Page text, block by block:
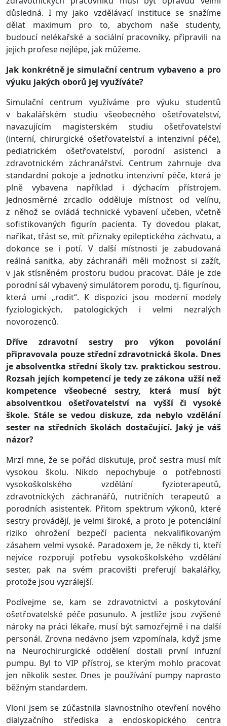
důsledná. I my jako vzdělávací instituce se snažíme
dělat maximum pro to, abychom naše studenty,
budoucí nelékařské a sociální pracovníky, připravili na
jejich profese nejlépe, jak můžeme.
Jak konkrétně je simulační centrum vybaveno a pro
výuku jakých oborů jej využíváte?
Simulační centrum využíváme pro výuku studentů
v bakalářském studiu všeobecného ošetřovatelství,
navazujícím magisterském studiu ošetřovatelství
(interní, chirurgické ošetřovatelství a intenzivní péče),
pediatrickém ošetřovatelství, porodní asistenci a
zdravotnickém záchranářství. Centrum zahrnuje dva
standardní pokoje a jednotku intenzivní péče, která je
plně vybavena například i dýchacím přístrojem.
Jednosměrné zrcadlo odděluje místnost od velínu,
z něhož se ovládá technické vybavení učeben, včetně
sofistikovaných figurín pacienta. Ty dovedou plakat,
naříkat, třást se, mít příznaky epileptického záchvatu, a
dokonce se i potí. V další místnosti je zabudovaná
reálná sanitka, aby záchranáři měli možnost si zažít,
v jak stísněném prostoru budou pracovat. Dále je zde
porodní sál vybavený simulátorem porodu, tj. figurínou,
která umí „rodit“. K dispozici jsou moderní modely
fyziologických, patologických i velmi nezralých
novorozenců.
Dříve zdravotní sestry pro výkon povolání
připravovala pouze střední zdravotnická škola. Dnes
je absolventka střední školy tzv. praktickou sestrou.
Rozsah jejích kompetencí je tedy ze zákona užší než
kompetence všeobecné sestry, která musí být
absolventkou ošetřovatelství na vyšší či vysoké
škole. Stále se vedou diskuze, zda nebylo vzdělání
sester na středních školách dostačující. Jaký je váš
názor?
Mrzí mne, že se pořád diskutuje, proč sestra musí mít
vysokou školu. Nikdo nepochybuje o potřebnosti
vysokoškolského vzdělání fyzioterapeutů,
zdravotnických záchranářů, nutričních terapeutů a
porodních asistentek. Přitom spektrum výkonů, které
sestry provádějí, je velmi široké, a proto je potenciální
riziko ohrožení bezpečí pacienta nekvalifikovaným
zásahem velmi vysoké. Paradoxem je, že někdy ti, kteří
nejvíce rozporují potřebu vysokoškolského vzdělání
sester, pak na svém pracovišti preferují bakalářky,
protože jsou vyzrálejší.
Podívejme se, kam se zdravotnictví a poskytování
ošetřovatelské péče posunulo. A jestliže jsou zvýšené
nároky na práci lékaře, musí být samozřejmě i na další
personál. Zrovna nedávno jsem vzpomínala, když jsme
na Neurochirurgické oddělení dostali první infuzní
pumpu. Byl to VIP přístroj, se kterým mohlo pracovat
jen několik sester. Dnes je používání pumpy naprosto
běžným standardem.
Vloni jsem se zúčastnila slavnostního otevření nového
dialyzačního střediska a endoskopického centra